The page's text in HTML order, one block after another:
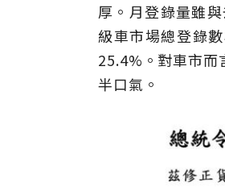
厚。月登錄量雖
級車市場總登錄
25.4%。對車市而
半口氣。